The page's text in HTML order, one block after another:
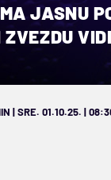
JASNU
| SRE. 01.10.25. |